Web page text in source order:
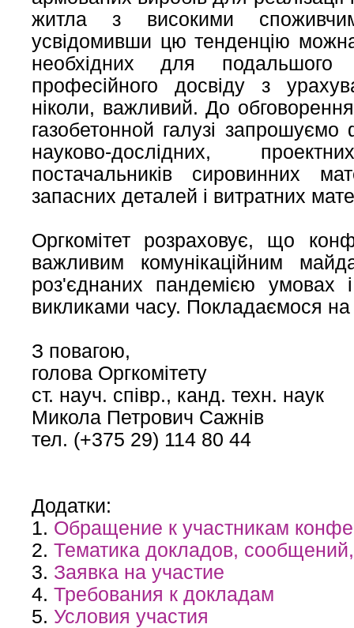
житла з високими
усвідомивши цю тенденцію
необхідних для подальшого
професійного досвіду з
ніколи, важливий. До
газобетонной галузі запрошуємо
науково-дослідних,
постачальників сировинних
запасних деталей і витратних
Оргкомітет розраховує, що
важливим комунікаційним
роз'єднаних пандемією умовах
викликами часу. Покладаємося на
З повагою,
голова Оргкомітету
ст. науч. співр., канд. техн. наук
Микола Петрович Сажнів
тел. (+375 29) 114 80 44
Додатки:
1. Обращение к участникам
2. Тематика докладов,
3. Заявка на участие
4. Требования к докладам
5. Условия участия